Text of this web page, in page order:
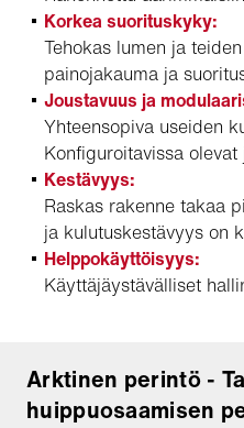
Korkea suorituskyky:
Tehokas lumen ja
painojakauma ja
Joustavuus ja
Yhteensopiva useiden
Konfiguroitavissa
Kestävyys:
Raskas rakenne takaa
ja kulutuskestävyys on
Helppokäyttöisyys:
Käyttäjäystävälliset
Arktinen perintö -
huippuosaamisen